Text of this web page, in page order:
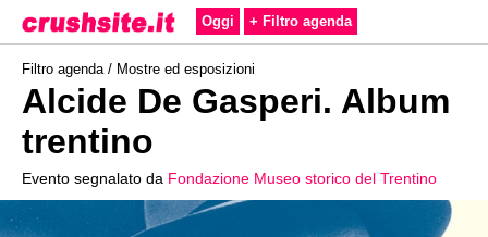
Oggi + Filtro agenda
Filtro agenda / Mostre ed esposizioni
Alcide De Gasperi. Album
trentino
Evento segnalato da Fondazione Museo storico del Trentino